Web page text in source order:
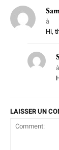
à
Hi,
à
LAISSER UN